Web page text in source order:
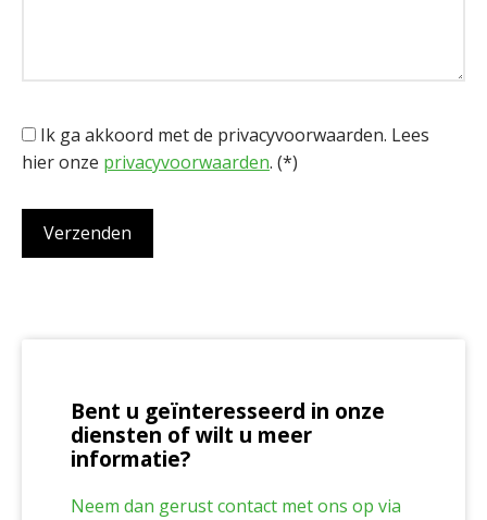
Ik ga akkoord met de privacyvoorwaarden. Lees
hier onze privacyvoorwaarden. (*)
Bent u geïnteresseerd in onze
diensten of wilt u meer
informatie?
Neem dan gerust contact met ons op via